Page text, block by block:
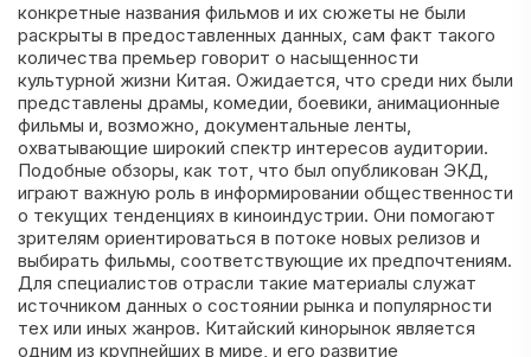
конкретные названия фильмов и их сюжеты не были
раскрыты в предоставленных данных, сам факт такого
количества премьер говорит о насыщенности
культурной жизни Китая. Ожидается, что среди них были
представлены драмы, комедии, боевики, анимационные
фильмы и, возможно, документальные ленты,
охватывающие широкий спектр интересов аудитории.
Подобные обзоры, как тот, что был опубликован ЭКД,
играют важную роль в информировании общественности
о текущих тенденциях в киноиндустрии. Они помогают
зрителям ориентироваться в потоке новых релизов и
выбирать фильмы, соответствующие их предпочтениям.
Для специалистов отрасли такие материалы служат
источником данных о состоянии рынка и популярности
тех или иных жанров. Китайский кинорынок является
одним из крупнейших в мире, и его развитие